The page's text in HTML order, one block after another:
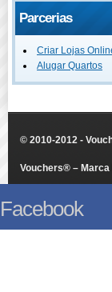
Parcerias
Criar Lojas
Alugar Quartos
© 2010-2012 -
Vouchers® – Marca
Facebook